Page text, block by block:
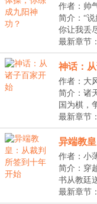
作者：帅
简介：“
你让我丢
最新章节：
神话：
作者：大
简介：诸
国为棋，
命...
最新章节：
异端教
作者：小
简介：穿
书从教廷
方...
最新章节：